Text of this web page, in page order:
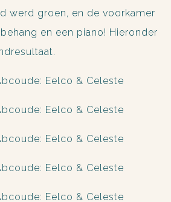
werd groen, en de voorkamer
en een piano! Hieronder